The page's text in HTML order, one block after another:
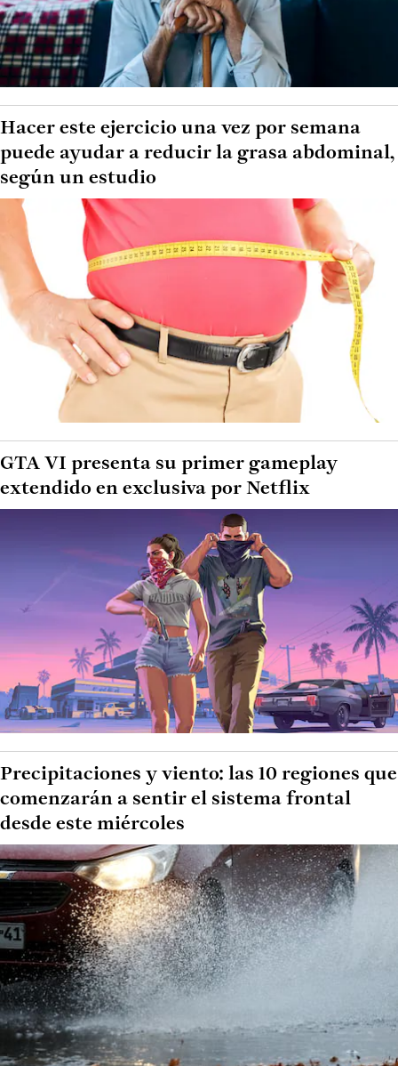
Hacer este ejercicio una vez por semana
puede ayudar a reducir la grasa abdominal,
según un estudio
GTA VI presenta su primer gameplay
extendido en exclusiva por Netflix
Precipitaciones y viento: las 10 regiones que
comenzarán a sentir el sistema frontal
desde este miércoles